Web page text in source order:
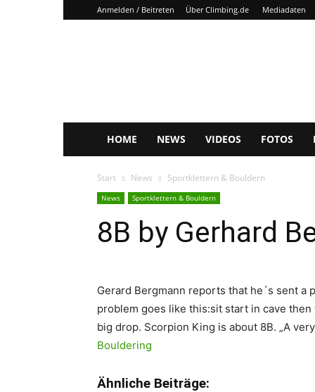
Anmelden / Beitreten Über Climbing.de Mediadaten
HOME NEWS VIDEOS FOTOS
Start News Sportklettern & Bouldern
News Sportklettern & Bouldern
8B by Gerhard
Gerard Bergmann reports that he´s sent a
problem goes like this:sit start in cave
big drop. Scorpion King is about 8B. „A
Bouldering
Ähnliche Beiträge: